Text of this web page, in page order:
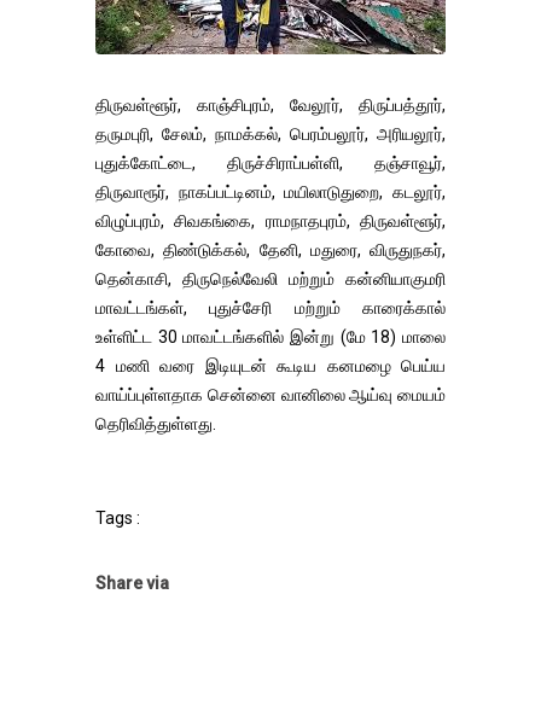
திருவள்ளூர், காஞ்சிபுரம், வேலூர், திருப்பத்தூர்,
தருமபுரி, சேலம், நாமக்கல், பெரம்பலூர், அரியலூர்,
புதுக்கோட்டை, திருச்சிராப்பள்ளி, தஞ்சாவூர்,
திருவாரூர், நாகப்பட்டினம், மயிலாடுதுறை, கடலூர்,
விழுப்புரம், சிவகங்கை, ராமநாதபுரம், திருவள்ளூர்,
கோவை, திண்டுக்கல், தேனி, மதுரை, விருதுநகர்,
தென்காசி, திருநெல்வேலி மற்றும் கன்னியாகுமரி
மாவட்டங்கள், புதுச்சேரி மற்றும் காரைக்கால்
உள்ளிட்ட 30 மாவட்டங்களில் இன்று (மே 18) மாலை
4 மணி வரை இடியுடன் கூடிய கனமழை பெய்ய
வாய்ப்புள்ளதாக சென்னை வானிலை ஆய்வு மையம்
தெரிவித்துள்ளது.
Tags :
Share via